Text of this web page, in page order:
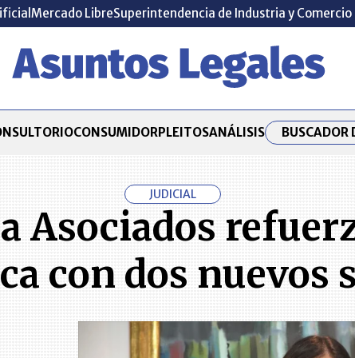
Mercado LibreSuperintendencia de Industria y Comercio
CONSUMIDORPLEITOSANÁLISIS BUSCADOR
JUDICIAL
Asociados
con dos nuevos